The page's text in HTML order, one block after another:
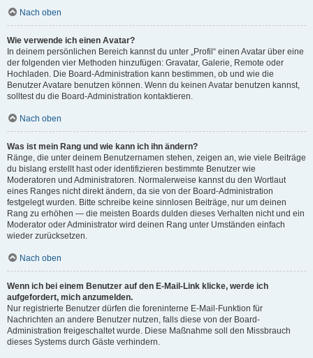
Nach oben
Wie verwende ich einen Avatar?
In deinem persönlichen Bereich kannst du unter „Profil“ einen Avatar über eine
der folgenden vier Methoden hinzufügen: Gravatar, Galerie, Remote oder
Hochladen. Die Board-Administration kann bestimmen, ob und wie die
Benutzer Avatare benutzen können. Wenn du keinen Avatar benutzen kannst,
solltest du die Board-Administration kontaktieren.
Nach oben
Was ist mein Rang und wie kann ich ihn ändern?
Ränge, die unter deinem Benutzernamen stehen, zeigen an, wie viele Beiträge
du bislang erstellt hast oder identifizieren bestimmte Benutzer wie
Moderatoren und Administratoren. Normalerweise kannst du den Wortlaut
eines Ranges nicht direkt ändern, da sie von der Board-Administration
festgelegt wurden. Bitte schreibe keine sinnlosen Beiträge, nur um deinen
Rang zu erhöhen — die meisten Boards dulden dieses Verhalten nicht und ein
Moderator oder Administrator wird deinen Rang unter Umständen einfach
wieder zurücksetzen.
Nach oben
Wenn ich bei einem Benutzer auf den E-Mail-Link klicke, werde ich
aufgefordert, mich anzumelden.
Nur registrierte Benutzer dürfen die foreninterne E-Mail-Funktion für
Nachrichten an andere Benutzer nutzen, falls diese von der Board-
Administration freigeschaltet wurde. Diese Maßnahme soll den Missbrauch
dieses Systems durch Gäste verhindern.